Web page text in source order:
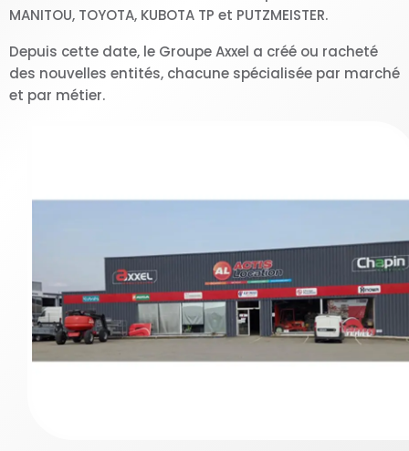
MANITOU, TOYOTA, KUBOTA TP et PUTZMEISTER.
Depuis cette date, le Groupe Axxel a créé ou racheté
des nouvelles entités, chacune spécialisée par marché
et par métier.